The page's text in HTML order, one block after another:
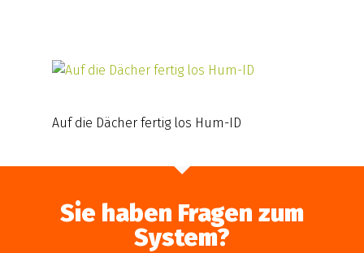
Auf die Dächer fertig los Hum-ID
Sie haben Fragen zum
System?